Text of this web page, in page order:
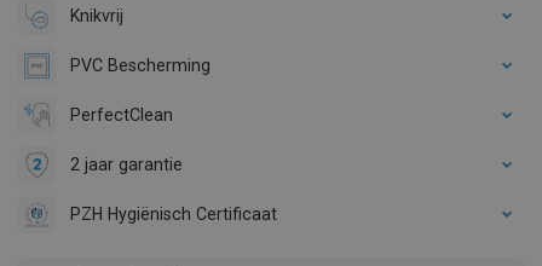
Knikvrij
PVC Bescherming
PerfectClean
2 jaar garantie
PZH Hygiënisch Certificaat